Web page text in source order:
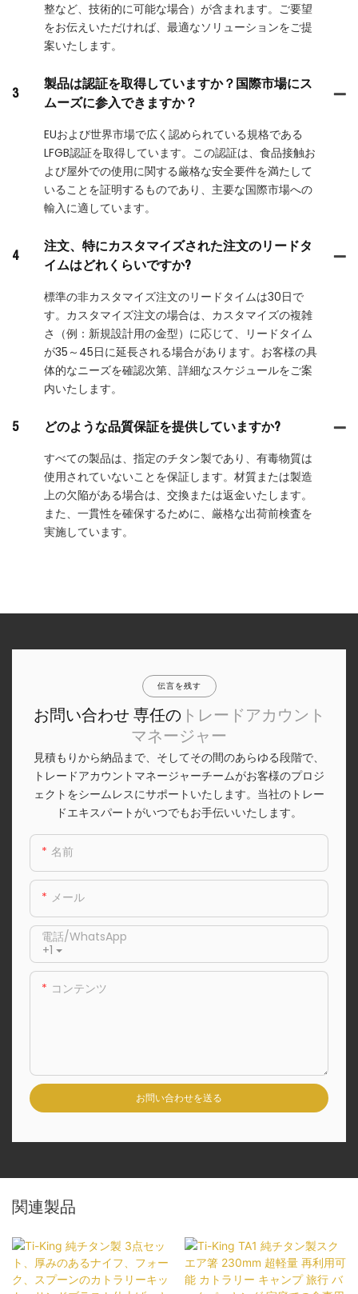
整など、技術的に可能な場合）が含まれます。ご要望
をお伝えいただければ、最適なソリューションをご提
案いたします。
3
製品は認証を取得していますか？国際市場にス
ムーズに参入できますか？
EUおよび世界市場で広く認められている規格である
LFGB認証を取得しています。この認証は、食品接触お
よび屋外での使用に関する厳格な安全要件を満たして
いることを証明するものであり、主要な国際市場への
輸入に適しています。
4
注文、特にカスタマイズされた注文のリードタ
イムはどれくらいですか?
標準の非カスタマイズ注文のリードタイムは30日で
す。カスタマイズ注文の場合は、カスタマイズの複雑
さ（例：新規設計用の金型）に応じて、リードタイム
が35～45日に延長される場合があります。お客様の具
体的なニーズを確認次第、詳細なスケジュールをご案
内いたします。
5 どのような品質保証を提供していますか?
すべての製品は、指定のチタン製であり、有毒物質は
使用されていないことを保証します。材質または製造
上の欠陥がある場合は、交換または返金いたします。
また、一貫性を確保するために、厳格な出荷前検査を
実施しています。
伝言を残す
お問い合わせ 専任の トレードアカウント
マネージャー
見積もりから納品まで、そしてその間のあらゆる段階で、
トレードアカウントマネージャーチームがお客様のプロジ
ェクトをシームレスにサポートいたします。当社のトレー
ドエキスパートがいつでもお手伝いいたします。
名前
メール
+1
電話/WhatsApp
コンテンツ
お問い合わせを送る
関連製品